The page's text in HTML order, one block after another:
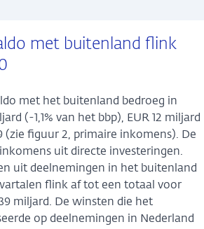
met buitenland flink
met het buitenland bedroeg in
(-1,1% van het bbp), EUR 12 miljard
(zie figuur 2, primaire inkomens). De
uit directe investeringen.
uit deelnemingen in het buitenland
flink af tot een totaal voor
miljard. De winsten die het
op deelnemingen in Nederland